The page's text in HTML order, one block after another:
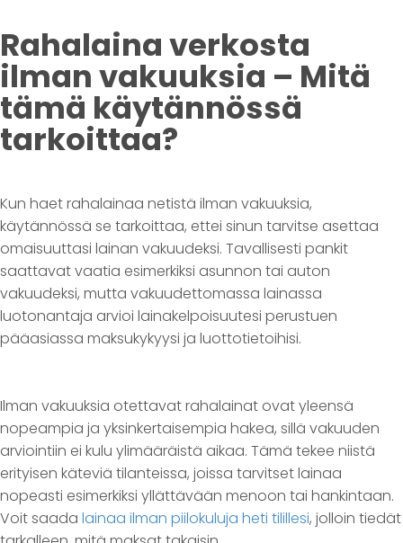
Rahalaina verkosta
ilman vakuuksia – Mitä
tämä käytännössä
tarkoittaa?
Kun haet rahalainaa netistä ilman vakuuksia,
käytännössä se tarkoittaa, ettei sinun tarvitse asettaa
omaisuuttasi lainan vakuudeksi. Tavallisesti pankit
saattavat vaatia esimerkiksi asunnon tai auton
vakuudeksi, mutta vakuudettomassa lainassa
luotonantaja arvioi lainakelpoisuutesi perustuen
pääasiassa maksukykyysi ja luottotietoihisi.
Ilman vakuuksia otettavat rahalainat ovat yleensä
nopeampia ja yksinkertaisempia hakea, sillä vakuuden
arviointiin ei kulu ylimääräistä aikaa. Tämä tekee niistä
erityisen käteviä tilanteissa, joissa tarvitset lainaa
nopeasti esimerkiksi yllättävään menoon tai hankintaan.
Voit saada lainaa ilman piilokuluja heti tilillesi, jolloin tiedät